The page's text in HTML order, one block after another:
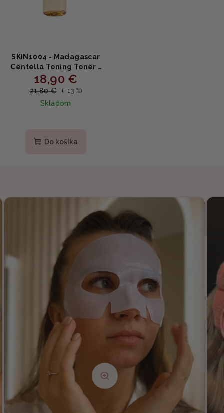
SKIN1004 - Madagascar
Centella Toning Toner -
Jemný PHA toner s
obsahom centelly 210ml
18,90 €
21,80 € (–13 %)
Skladom
produktu
Do košíka